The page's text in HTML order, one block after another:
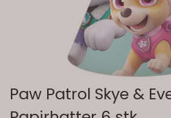
Paw Patrol Skye &